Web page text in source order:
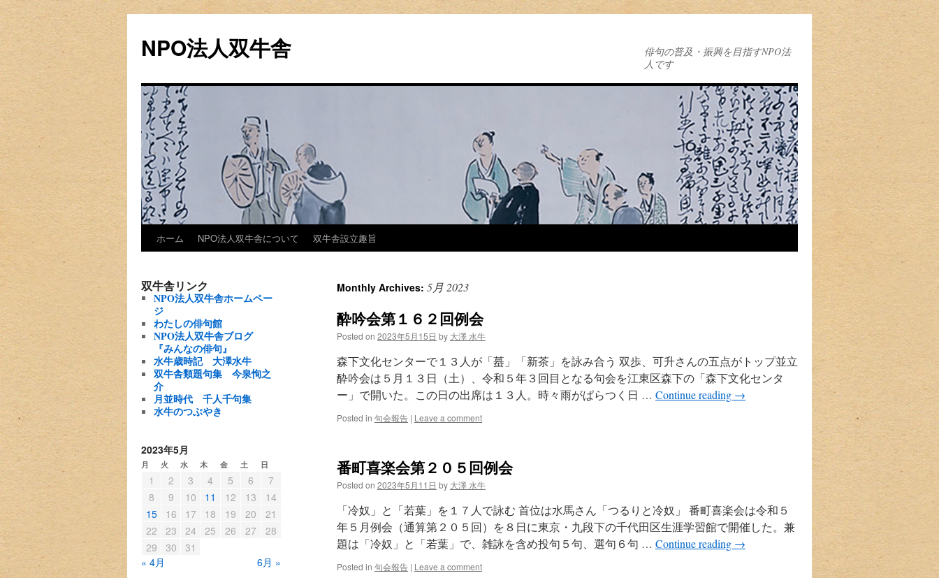
NPO法人双牛舎
俳句の普及・振興を目指すNPO法
人です
Skip
content
ホーム NPO法人双牛舎について 双牛舎設立趣旨
Monthly Archives: 5月 2023
酔吟会第１６２回例会
Posted on 2023年5月15日 by 大澤 水牛
森下文化センターで１３人が「蟇」「新茶」を詠み合う 双歩、可升さんの五点がトップ並立
酔吟会は５月１３日（土）、令和５年３回目となる句会を江東区森下の「森下文化センタ
ー」で開いた。この日の出席は１３人。時々雨がぱらつく日 … Continue reading →
Posted in 句会報告 | Leave a comment
番町喜楽会第２０５回例会
Posted on 2023年5月11日 by 大澤 水牛
「冷奴」と「若葉」を１７人で詠む 首位は水馬さん「つるりと冷奴」 番町喜楽会は令和５
年５月例会（通算第２０５回）を８日に東京・九段下の千代田区生涯学習館で開催した。兼
題は「冷奴」と「若葉」で、雑詠を含め投句５句、選句６句 … Continue reading →
Posted in 句会報告 | Leave a comment
双牛舎リンク
NPO法人双牛舎ホームペー
ジ
わたしの俳句館
NPO法人双牛舎ブログ
『みんなの俳句』
水牛歳時記大澤水牛
双牛舎類題句集 今泉恂之
介
月並時代 千人千句集
水牛のつぶやき
2023年5月
月 火 水 木 金 土 日
« 4月 6月 »
1 2 3 4 5 6
7
8
9 10 11 12 13
14
15
16 17 18 19 20
21
22
23 24 25 26 27
28
29
30 31